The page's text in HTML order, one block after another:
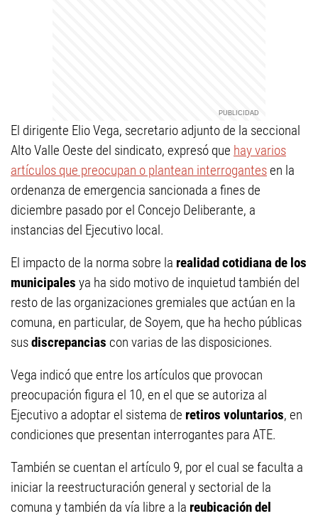
El dirigente Elio Vega, secretario adjunto de la seccional
Alto Valle Oeste del sindicato, expresó que hay varios
artículos que preocupan o plantean interrogantesen la
ordenanza de emergencia sancionada a fines de
diciembre pasado por el Concejo Deliberante, a
instancias del Ejecutivo local.
El impacto de la norma sobre la realidad cotidiana de los
municipales ya ha sido motivo de inquietud también del
resto de las organizaciones gremiales que actúan en la
comuna, en particular, de Soyem, que ha hecho públicas
susdiscrepancias con varias de las disposiciones.
Vega indicó que entre los artículos que provocan
preocupación figura el 10, en el que se autoriza al
Ejecutivo a adoptar el sistema de retiros voluntarios, en
condiciones que presentan interrogantes para ATE.
También se cuentan el artículo 9, por el cual se faculta a
iniciar la reestructuración general y sectorial de la
comuna y también da vía libre a la reubicación del